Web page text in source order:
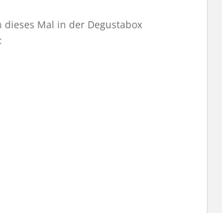
dieses Mal in der Degustabox